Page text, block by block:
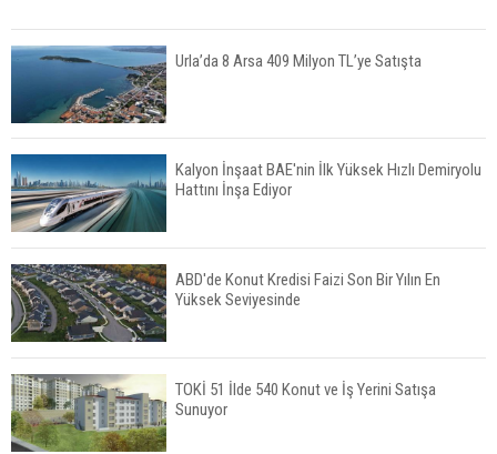
Urla’da 8 Arsa 409 Milyon TL’ye Satışta
Kalyon İnşaat BAE'nin İlk Yüksek Hızlı Demiryolu
Hattını İnşa Ediyor
ABD'de Konut Kredisi Faizi Son Bir Yılın En
Yüksek Seviyesinde
TOKİ 51 İlde 540 Konut ve İş Yerini Satışa
Sunuyor